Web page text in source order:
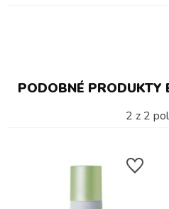
PODOBNÉ PRODUKTY
2 z 2